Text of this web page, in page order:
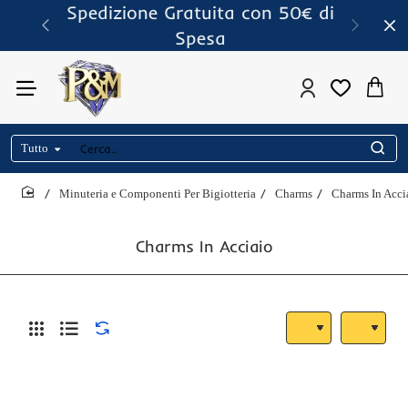
Spedizione Gratuita con 50€ di
Spesa
Tutto
Cerca..
Charms In Acciaio
Minuteria e Componenti Per Bigiotteria Charms Charms In